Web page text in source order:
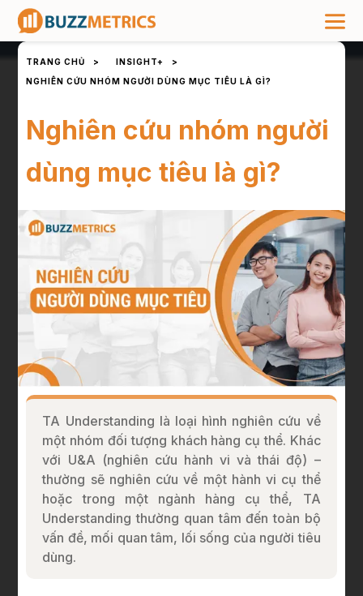
TRANG CHỦ > INSIGHT+
>
NGHIÊN CỨU NHÓM NGƯỜI DÙNG MỤC TIÊU LÀ GÌ?
Nghiên cứu nhóm người
dùng mục tiêu là gì?
TA Understanding là loại hình nghiên cứu về
một nhóm đối tượng khách hàng cụ thể. Khác
với U&A (nghiên cứu hành vi và thái độ) –
thường sẽ nghiên cứu về một hành vi cụ thể
hoặc trong một ngành hàng cụ thể, TA
Understanding thường quan tâm đến toàn bộ
vấn đề, mối quan tâm, lối sống của người tiêu
dùng.